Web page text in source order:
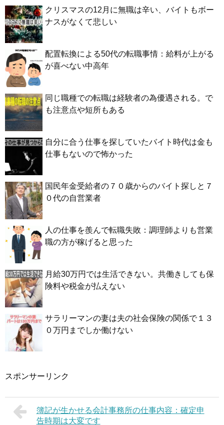
クリスマスの12月に無職は辛い、バイトもボー
ナスがなくて悲しい
配置転換による50代の転職事情：給料が上がる
が喜べない中高年
同じ職種での転職は経験者の為優遇される。で
も注意点や短所もある
自分に合う仕事を探していたバイト時代は金も
仕事もないので怖かった
国民年金受給者の７０歳からのバイト探しと７
０代の自営業者
人の仕事を羨んで転職失敗：調理師よりも営業
職の方が稼げると思った
月給30万円では生活できない。共働きしても保
険料や税金が払えない
サラリーマンの妻は夫の社会保険の関係で１３
０万円までしか働けない
スポンサーリンク
簿記が生かせる会計事務所の仕事内容：確定申
告時期は大変です